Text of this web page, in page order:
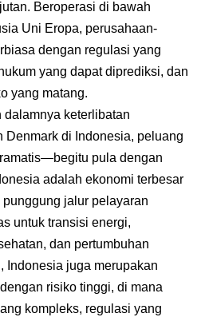
Beroperasi di bawah
Uni Eropa, perusahaan-
dengan regulasi yang
yang dapat diprediksi, dan
yang matang.
keterlibatan
Denmark di Indonesia, peluang
pula dengan
adalah ekonomi terbesar
jalur pelayaran
untuk transisi energi,
dan pertumbuhan
Indonesia juga merupakan
risiko tinggi, di mana
kompleks, regulasi yang